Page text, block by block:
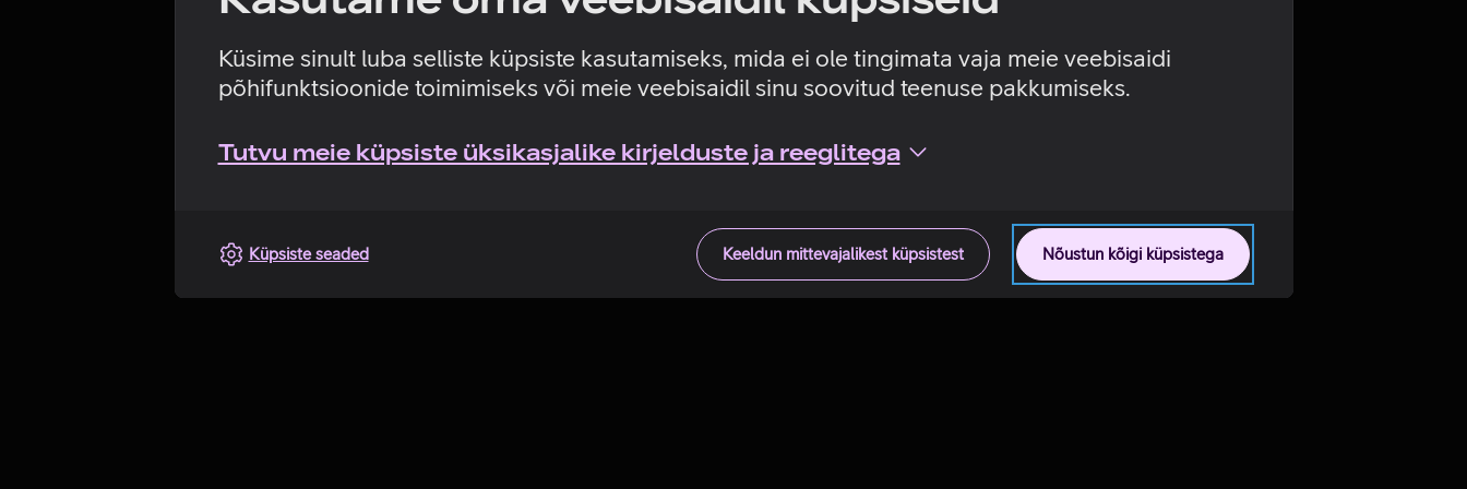
Küsime sinult luba selliste küpsiste kasutamiseks, mida ei ole tingimata vaja meie veebisaidi
põhifunktsioonide toimimiseks või meie veebisaidil sinu soovitud teenuse pakkumiseks.
Tutvu meie küpsiste üksikasjalike kirjelduste ja reeglitega
Nõustun kõigi küpsistega
Keeldun mittevajalikest küpsistest
Küpsiste seaded